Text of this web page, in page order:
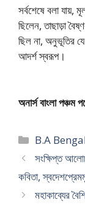
সর্বশেষে বলা যায়,
ছিলেন, তাছাড়া
ছিল না, অনুভূতির
আদর্শ স্বরূপ।
অনার্স বাংলা
B.A
সংক্ষিপ্ত
কবিতা,
মহাকাব্যের